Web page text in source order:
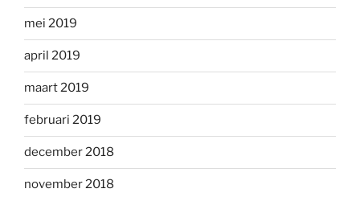
mei 2019
april 2019
maart 2019
februari 2019
december 2018
november 2018